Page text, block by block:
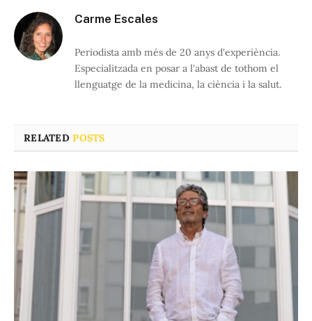
Carme Escales
Periodista amb més de 20 anys d'experiència.
Especialitzada en posar a l'abast de tothom el
llenguatge de la medicina, la ciència i la salut.
RELATEDPOSTS